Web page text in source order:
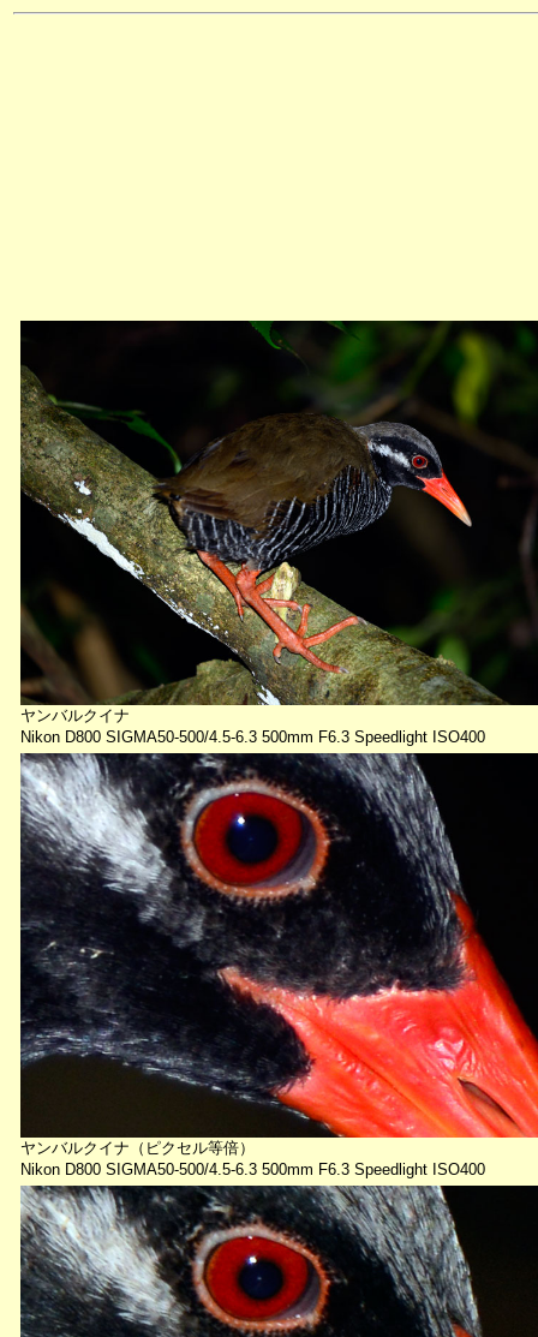
ヤンバルクイナ
Nikon D800 SIGMA50-500/4.5-6.3 500mm F6.3 Speedlight ISO400
ヤンバルクイナ（ピクセル等倍）
Nikon D800 SIGMA50-500/4.5-6.3 500mm F6.3 Speedlight ISO400